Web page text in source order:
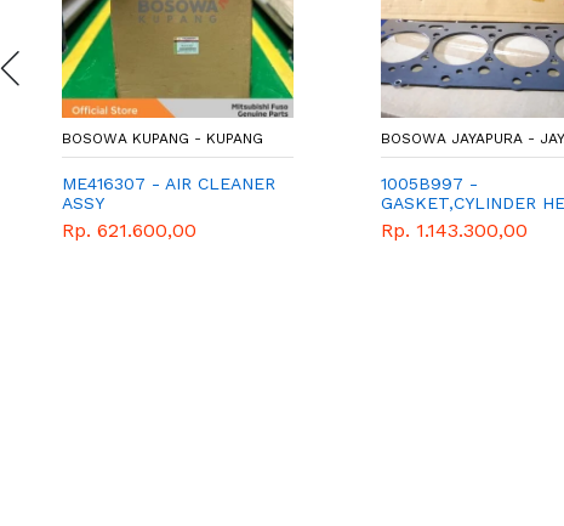
BOSOWA KUPANG - KUPANG
ME416307 - AIR CLEANER
ASSY
Rp. 621.600,00
BOSOWA JAYAPURA -
1005B997 -
GASKET,CYLINDER
Rp. 1.143.300,00